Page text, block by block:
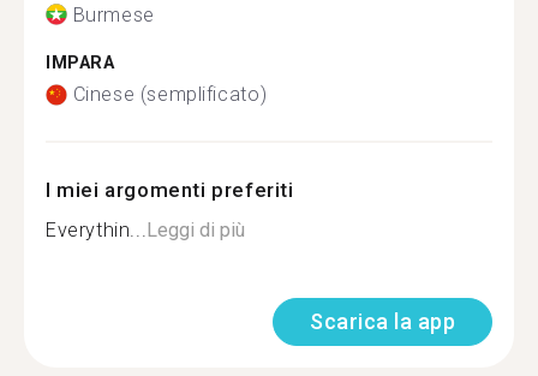
Burmese
IMPARA
Cinese (semplificato)
I miei argomenti preferiti
Everythin...Leggi di più
Scarica la app